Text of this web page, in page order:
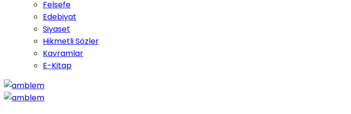
Felsefe
Edebiyat
Siyaset
Hikmetli Sözler
Kavramlar
E-Kitap